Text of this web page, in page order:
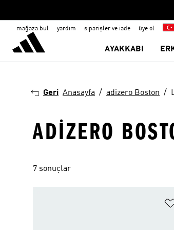
mağaza bul yardım siparişler ve iade üye ol
AYAKKABI
Geri Anasayfa adizero Boston
ADIZERO
7 sonuçlar